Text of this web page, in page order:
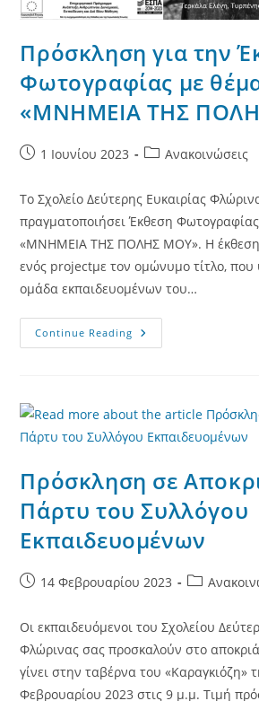
Πρόσκληση για την
Φωτογραφίας με
«ΜΝΗΜΕΙΑ ΤΗΣ
Post1 Ιουνίου 2023
PostΑνακοινώσεις
Το Σχολείο Δεύτερης Ευκαιρίας
πραγματοποιήσει Έκθεση
«ΜΝΗΜΕΙΑ ΤΗΣ ΠΟΛΗΣ ΜΟΥ». Η έκθεση
ενός projectμε τον ομώνυμο τίτλο, που
ομάδα εκπαιδευομένων του…
Continue Reading Πρόσκληση
Για
Θέμα:
«ΜΝΗΜΕΙΑ
ΤΗΣ
ΠΟΛΗΣ
Πρόσκληση σε
Πάρτυ του Συλλόγου
Εκπαιδευομένων
Post14 Φεβρουαρίου 2023
Post
Οι εκπαιδευόμενοι του Σχολείου
Φλώρινας σας προσκαλούν στο
γίνει στην ταβέρνα του «Καραγκιόζη»
Φεβρουαρίου 2023 στις 9 μ.μ. Τιμή